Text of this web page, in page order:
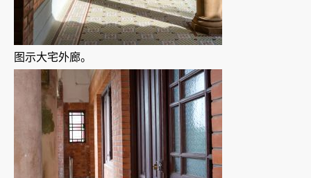
图示大宅外廊。